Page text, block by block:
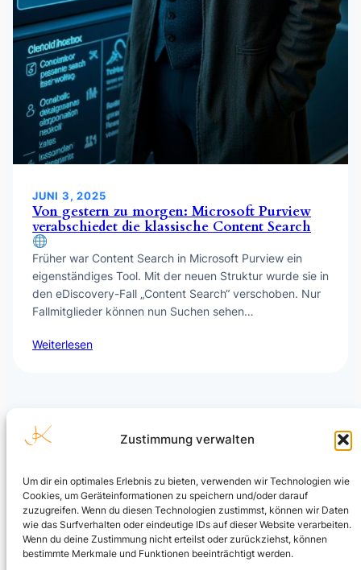
Zustimmung verwalten
Um dir ein optimales Erlebnis zu bieten, verwenden wir Technologien wie
Cookies, um Geräteinformationen zu speichern und/oder darauf
zuzugreifen. Wenn du diesen Technologien zustimmst, können wir Daten
wie das Surfverhalten oder eindeutige IDs auf dieser Website verarbeiten.
Wenn du deine Zustimmung nicht erteilst oder zurückziehst, können
bestimmte Merkmale und Funktionen beeinträchtigt werden.
JUNI 3, 2025
Von gestern zu morgen: Microsoft Purview
verabschiedet die klassische Content Search
Früher war Content Search in Microsoft Purview ein
eigenständiges Tool. Mit der neuen Struktur wurde sie in
den eDiscovery-Fall „Content Search“ verschoben. Nur
Fallmitglieder können nun Suchen sehen…
Weiterlesen
Julian Kusenberg
Microsoft Purview, Compliance, eDiscovery, Insider Risk
Management, Data Security und AI Governance.